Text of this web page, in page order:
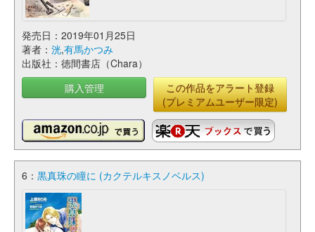
発売日：2019年01月25日
著者： 洸,有馬かつみ
出版社：徳間書店（Chara）
購入管理
この作品をアラート登録
(プレミアムユーザー限定)
6： 黒真珠の瞳に (カクテルキスノベルス)